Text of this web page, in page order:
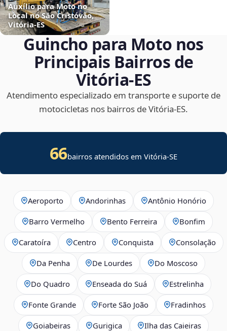
Auxílio para Moto no
Local no São Cristóvão,
Vitória‑ES
Guincho para Moto nos
Principais Bairros de
Vitória‑ES
Atendimento especializado em transporte e suporte de
motocicletas nos bairros de Vitória‑ES.
66bairros atendidos em Vitória-SE
Aeroporto Andorinhas Antônio Honório
Barro Vermelho Bento Ferreira Bonfim
Caratoíra Centro Conquista Consolação
Da Penha De Lourdes Do Moscoso
Do Quadro Enseada do Suá Estrelinha
Fonte Grande Forte São João Fradinhos
Goiabeiras Gurigica Ilha das Caieiras